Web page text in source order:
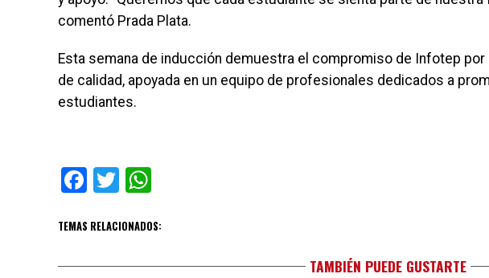
comentó Prada Plata.
Esta semana de inducción demuestra el compromiso de Infotep
de calidad, apoyada en un equipo de profesionales dedicados a
estudiantes.
Facebook
Twitter
TEMAS RELACIONADOS:
TAMBIÉN PUEDE GUSTARTE